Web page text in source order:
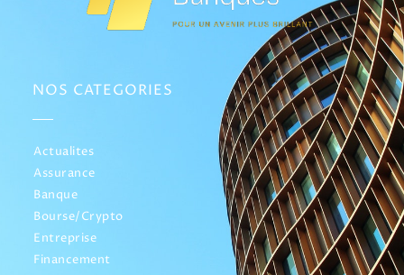
NOS CATEGORIES
Actualites
Assurance
Banque
Bourse/Crypto
Entreprise
Financement